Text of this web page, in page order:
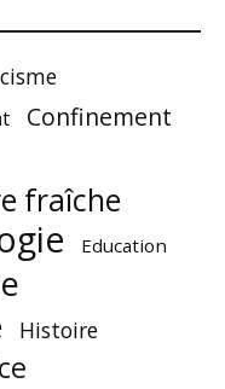
Confinement
fraîche
Education
Histoire